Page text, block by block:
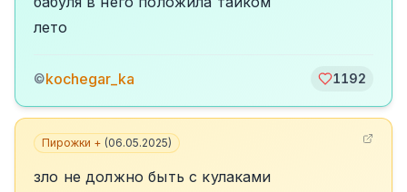
лето
©kochegar_ka 1192
Пирожки + (06.05.2025)
зло не должно быть с кулаками